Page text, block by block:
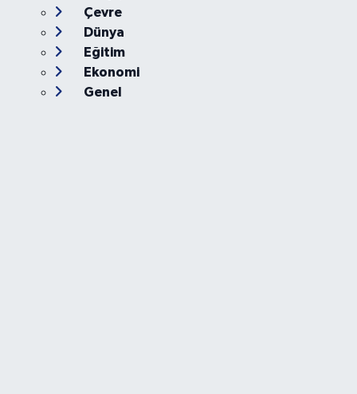
Çevre
Dünya
Eğitim
Ekonomi
Genel